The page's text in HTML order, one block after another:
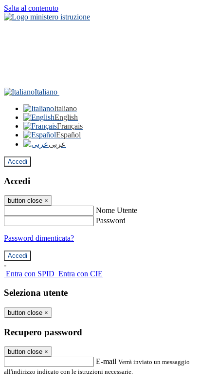
Salta al contenuto
Italiano
Italiano
English
Français
Español
عربى
Accedi
Accedi
button close ×
Nome Utente
Password
Password dimenticata?
-
Entra con SPID Entra con CIE
Seleziona utente
button close ×
Recupero password
button close ×
E-mail Verrà inviato un messaggio
all'indirizzo indicato con le istruzioni necessarie.